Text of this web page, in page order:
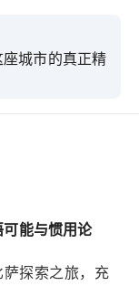
城市的真正精
奇迹。
旅行者。
能与惯用论
探索之旅，充